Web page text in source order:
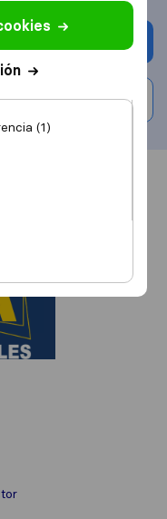
(1)